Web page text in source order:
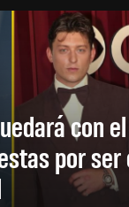
con
por ser